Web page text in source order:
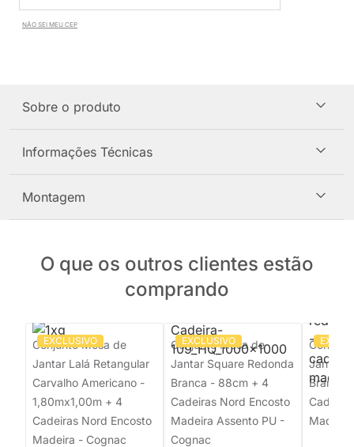
NÃO SEI MEU CEP
Sobre o produto
Informações Técnicas
Montagem
O que os outros clientes estão
comprando
EXCLUSIVO
Conjunto Mesa de
Jantar Lalá Retangular
Carvalho Americano -
1,80mx1,00m + 4
Cadeiras Nord Encosto
Madeira - Cognac
EXCLUSIVO
Conjunto Mesa de
Jantar Square Redonda
Branca - 88cm + 4
Cadeiras Nord Encosto
Madeira Assento PU -
Cognac
Jantar
Branco
Cadeira
Madeira